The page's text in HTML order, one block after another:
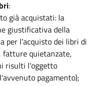
:
già acquistati: la
giustificativa della
per l’acquisto dei libri di
fatture quietanzate,
risulti l'oggetto
pagamento);